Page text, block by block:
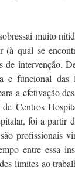
muito
qual se
de intervenção.
e funcional
a efetivação
Centros
foi a partir
profissionais
entre essa
limites ao